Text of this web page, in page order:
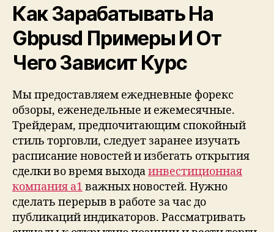
Как Зарабатывать На
Gbpusd Примеры И От
Чего Зависит Курс
Мы предоставляем ежедневные форекс
обзоры, еженедельные и ежемесячные.
Трейдерам, предпочитающим спокойный
стиль торговли, следует заранее изучать
расписание новостей и избегать открытия
сделки во время выходаинвестиционная
компания а1 важных новостей. Нужно
сделать перерыв в работе за час до
публикаций индикаторов. Рассматривать